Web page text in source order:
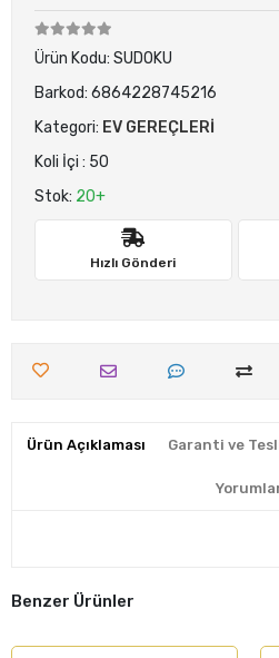
Ürün Kodu: SUDOKU
Barkod: 6864228745216
Kategori: EV GEREÇLERİ
Koli İçi : 50
Stok: 20+
Hızlı Gönderi
Ürün Açıklaması Garanti ve
Benzer Ürünler